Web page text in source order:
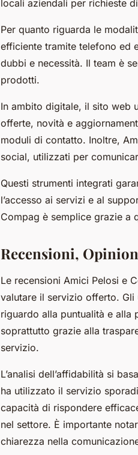
locali aziendali per richieste
Per quanto riguarda le
efficiente tramite telefono ed
dubbi e necessità. Il team è
prodotti.
In ambito digitale, il sito web
offerte, novità e
moduli di contatto. Inoltre,
social, utilizzati per
Questi strumenti integrati
l’accesso ai servizi e al
Compag è semplice grazie a
Recensioni,
Le recensioni Amici Pelosi e
valutare il servizio offerto.
riguardo alla puntualità e alla
soprattutto grazie alla
servizio.
L’analisi dell’affidabilità si
ha utilizzato il servizio
capacità di rispondere
nel settore. È importante
chiarezza nella